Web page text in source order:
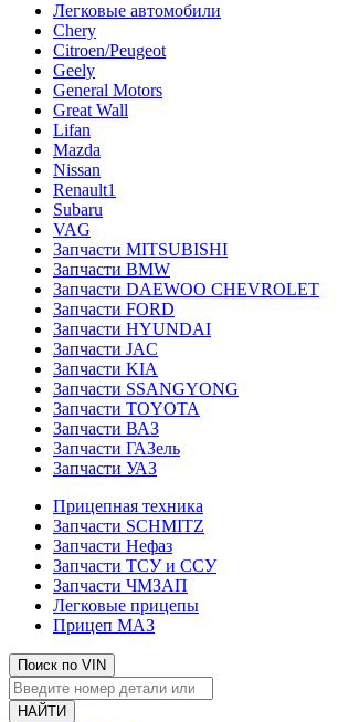
Легковые автомобили
Chery
Citroen/Peugeot
Geely
General Motors
Great Wall
Lifan
Mazda
Nissan
Renault1
Subaru
VAG
Запчасти MITSUBISHI
Запчасти BMW
Запчасти DAEWOO CHEVROLET
Запчасти FORD
Запчасти HYUNDAI
Запчасти JAC
Запчасти KIA
Запчасти SSANGYONG
Запчасти TOYOTA
Запчасти ВАЗ
Запчасти ГАЗель
Запчасти УАЗ
Прицепная техника
Запчасти SCHMITZ
Запчасти Нефаз
Запчасти ТСУ и ССУ
Запчасти ЧМЗАП
Легковые прицепы
Прицеп МАЗ
Поиск по VIN